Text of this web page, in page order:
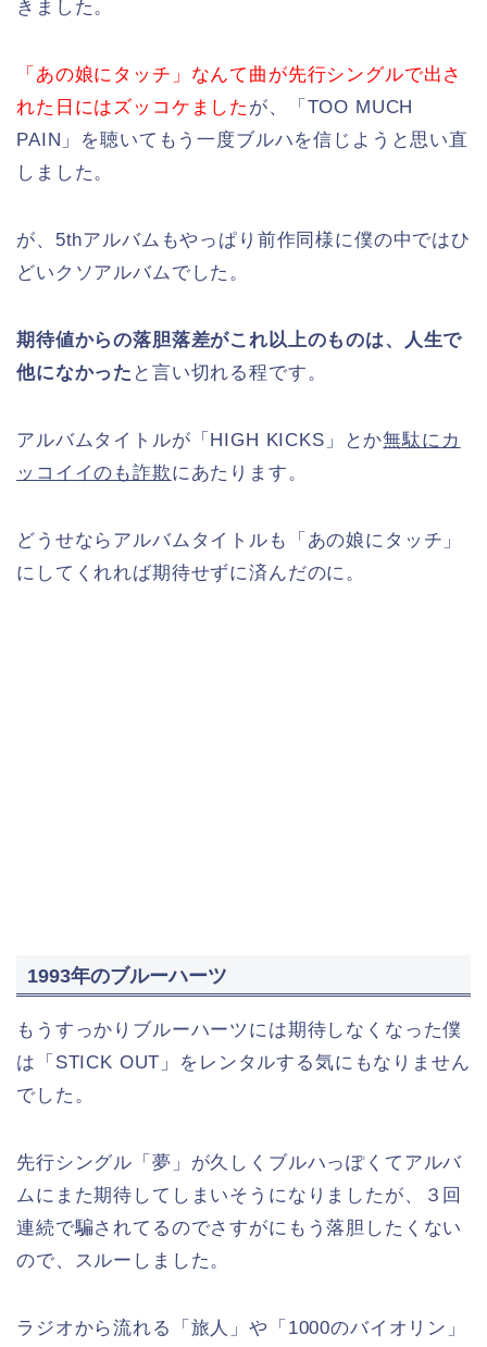
きました。
「あの娘にタッチ」なんて曲が先行シングルで出さ
れた日にはズッコケました が、「TOO MUCH
PAIN」を聴いてもう一度ブルハを信じようと思い直
しました。
が、5thアルバムもやっぱり前作同様に僕の中ではひ
どいクソアルバムでした。
期待値からの落胆落差がこれ以上のものは、人生で
他になかった と言い切れる程です。
アルバムタイトルが「HIGH KICKS」とか無駄にカ
ッコイイのも詐欺にあたります。
どうせならアルバムタイトルも「あの娘にタッチ」
にしてくれれば期待せずに済んだのに。
1993年のブルーハーツ
もうすっかりブルーハーツには期待しなくなった僕
は「STICK OUT」をレンタルする気にもなりません
でした。
先行シングル「夢」が久しくブルハっぽくてアルバ
ムにまた期待してしまいそうになりましたが、３回
連続で騙されてるのでさすがにもう落胆したくない
ので、スルーしました。
ラジオから流れる「旅人」や「1000のバイオリン」